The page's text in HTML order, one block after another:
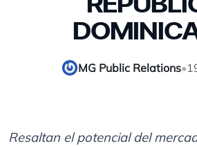
MG Public Relations•
Resaltan el potencial del